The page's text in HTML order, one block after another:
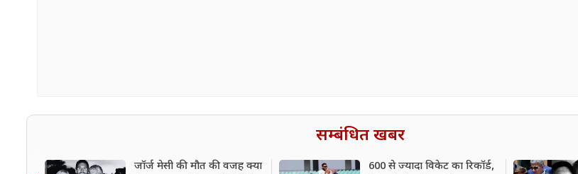
सम्बंधित खबर
जॉर्ज मेसी की मौत की वजह क्या
600 से ज्यादा विकेट का रिकॉर्ड,